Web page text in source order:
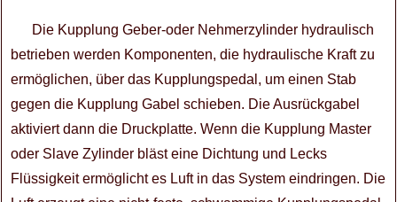
Die Kupplung Geber-oder Nehmerzylinder hydraulisch
betrieben werden Komponenten, die hydraulische Kraft zu
ermöglichen, über das Kupplungspedal, um einen Stab
gegen die Kupplung Gabel schieben. Die Ausrückgabel
aktiviert dann die Druckplatte. Wenn die Kupplung Master
oder Slave Zylinder bläst eine Dichtung und Lecks
Flüssigkeit ermöglicht es Luft in das System eindringen. Die